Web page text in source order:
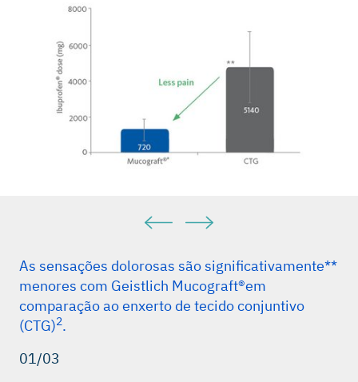
As sensações dolorosas são significativamente**
menores com Geistlich Mucograft®em
comparação ao enxerto de tecido conjuntivo
(CTG)2.
01/03